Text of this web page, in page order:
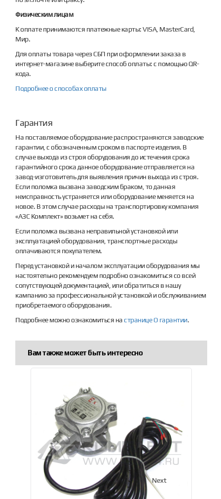
Физическим лицам
К оплате принимаются платежные карты: VISA, MasterCard,
Мир.
Для оплаты товара через СБП при оформлении заказа в
интернет-магазине выберите способ оплаты: с помощью QR-
кода.
Подробнее о способах оплаты
Гарантия
На поставляемое оборудование распространяются заводские
гарантии, с обозначенным сроком в паспорте изделия. В
случае выхода из строя оборудования до истечения срока
гарантийного срока данное оборудование отправляется на
завод-изготовитель для выявления причин выхода из строя.
Если поломка вызвана заводским браком, то данная
неисправность устраняется или оборудование меняется на
новое. В этом случае расходы на транспортировку компания
«АЗС Комплект» возьмет на себя.
Если поломка вызвана неправильной установкой или
эксплуатацией оборудования, транспортные расходы
оплачиваются покупателем.
Перед установкой и началом эксплуатации оборудования мы
настоятельно рекомендуем подробно ознакомиться со всей
сопутствующей документацией, или обратиться в нашу
кампанию за профессиональной установкой и обслуживанием
приобретаемого оборудования.
Подробнее можно ознакомиться настранице О гарантии.
Вам также может быть интересно
Previous Next